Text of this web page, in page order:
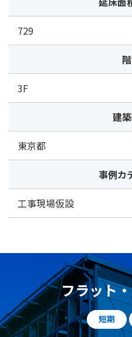
729
3F
建
東京都
事例カ
工事現場仮設
フラット
短期